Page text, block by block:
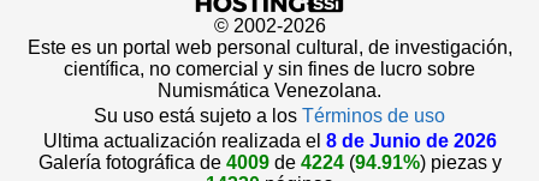
© 2002-2026
Este es un portal web personal cultural, de investigación,
científica, no comercial y sin fines de lucro sobre
Numismática Venezolana.
Su uso está sujeto a los Términos de uso
Ultima actualización realizada el 8 de Junio de 2026
Galería fotográfica de 4009de 4224(94.91%) piezas y